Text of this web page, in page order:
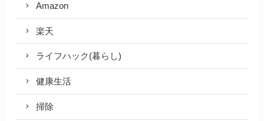
Amazon
楽天
ライフハック(暮らし)
健康生活
掃除